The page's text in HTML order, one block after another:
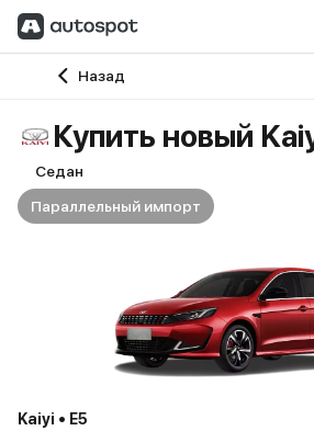
Назад
Главная
Купить новый
Седан
Параллельный импорт
Kaiyi • E5